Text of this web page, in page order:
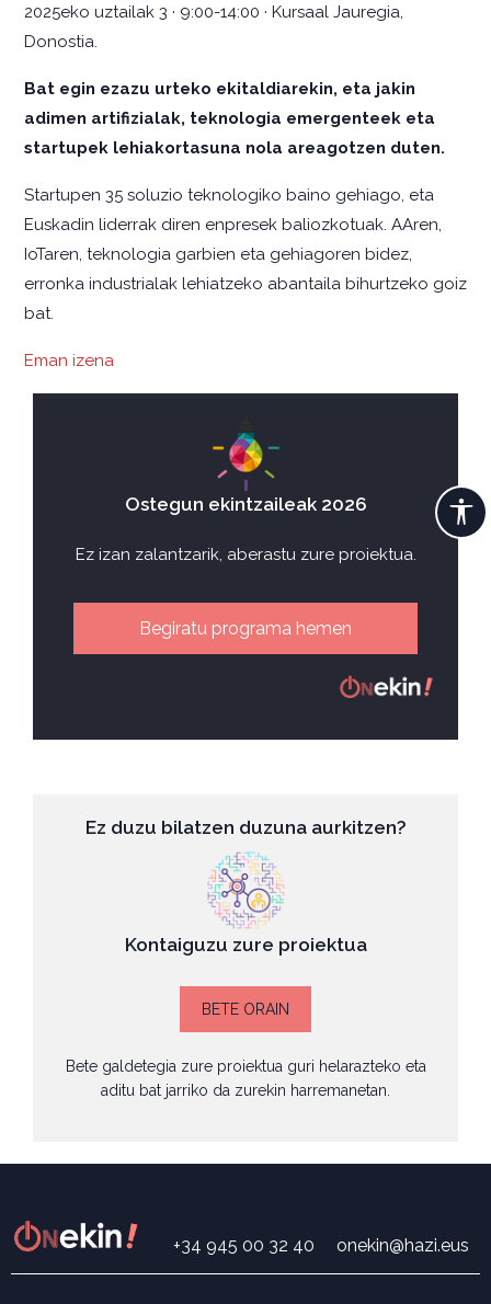
2025eko uztailak 3 · 9:00-14:00 · Kursaal Jauregia,
Donostia.
Bat egin ezazu urteko ekitaldiarekin, eta jakin
adimen artifizialak, teknologia emergenteek eta
startupek lehiakortasuna nola areagotzen duten.
Startupen 35 soluzio teknologiko baino gehiago, eta
Euskadin liderrak diren enpresek baliozkotuak. AAren,
IoTaren, teknologia garbien eta gehiagoren bidez,
erronka industrialak lehiatzeko abantaila bihurtzeko goiz
bat.
Eman izena
Ostegun ekintzaileak 2026
Ez izan zalantzarik, aberastu zure proiektua.
Begiratu programa hemen
Ez duzu bilatzen duzuna aurkitzen?
Kontaiguzu zure proiektua
BETE ORAIN
Bete galdetegia zure proiektua guri helarazteko eta
aditu bat jarriko da zurekin harremanetan.
+34 945 00 32 40 onekin@hazi.eus